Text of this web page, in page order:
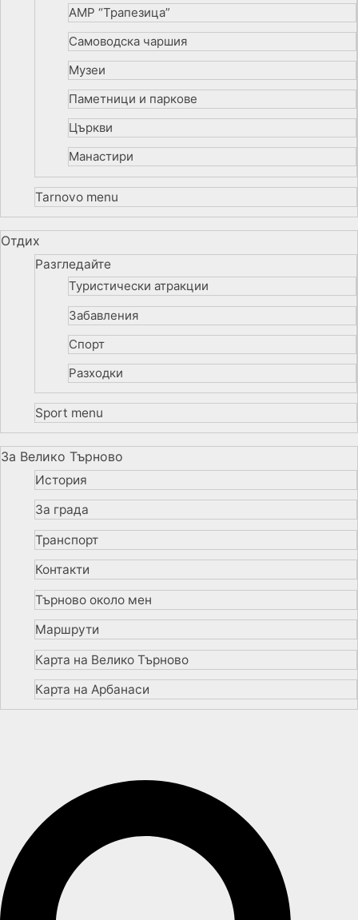
АМР “Трапезица”
Самоводска чаршия
Музеи
Паметници и паркове
Църкви
Манастири
Tarnovo menu
Отдих
Разгледайте
Туристически атракции
Забавления
Спорт
Разходки
Sport menu
За Велико Търново
История
За града
Транспорт
Контакти
Търново около мен
Маршрути
Карта на Велико Търново
Карта на Арбанаси